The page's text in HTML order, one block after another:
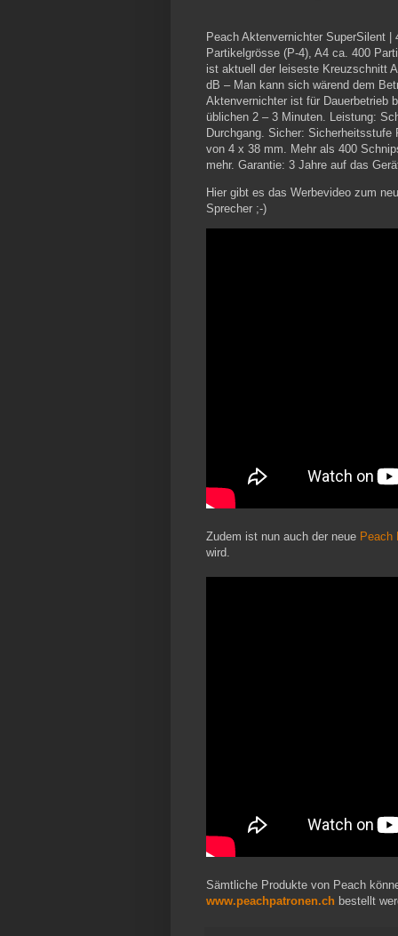
Peach Aktenvernichter SuperSilent
Partikelgrösse (P-4), A4 ca. 400
ist aktuell der leiseste Kreuzschnitt
dB – Man kann sich wärend dem
Aktenvernichter ist für Dauerbetrieb
üblichen 2 – 3 Minuten. Leistung:
Durchgang. Sicher:
von 4 x 38 mm. Mehr als 400
mehr. Garantie: 3 Jahre auf das
Hier gibt es das Werbevideo zum
Sprecher ;-)
Zudem ist nun auch der neue Peach
wird.
Sämtliche Produkte von Peach
www.peachpatronen.ch bestellt